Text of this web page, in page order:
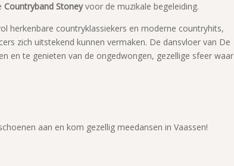
Countryband Stoneyvoor de muzikale begeleiding.
herkenbare countryklassiekers en moderne countryhits,
zich uitstekend kunnen vermaken. De dansvloer van De
en te genieten van de ongedwongen, gezellige sfeer waar
aan en kom gezellig meedansen in Vaassen!